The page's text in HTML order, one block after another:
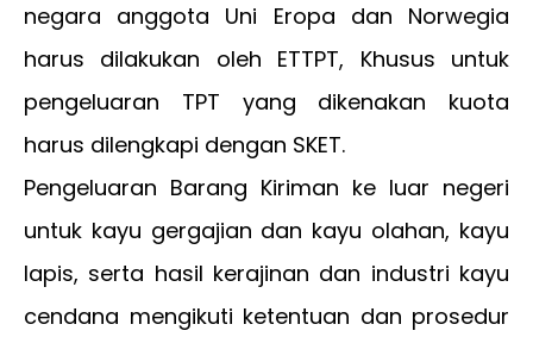
negara anggota Uni Eropa dan Norwegia
harus dilakukan oleh ETTPT, Khusus untuk
pengeluaran TPT yang dikenakan kuota
harus dilengkapi dengan SKET.
Pengeluaran Barang Kiriman ke luar negeri
untuk kayu gergajian dan kayu olahan, kayu
lapis, serta hasil kerajinan dan industri kayu
cendana mengikuti ketentuan dan prosedur